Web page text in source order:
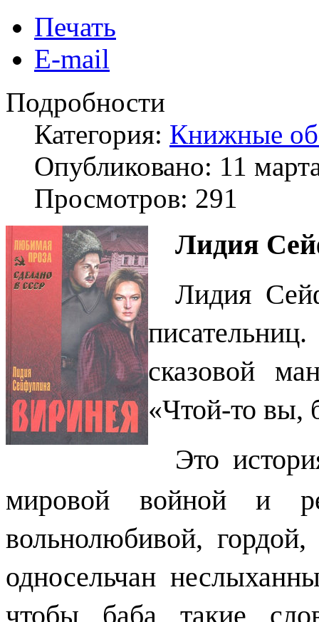
Печать
E-mail
Подробности
Категория: Книжные
Опубликовано: 11
Просмотров: 291
Лидия
Лидия
сказовой
«Чтой-то вы,
Это
мировой войной и
вольнолюбивой,
односельчан
чтобы баба такие